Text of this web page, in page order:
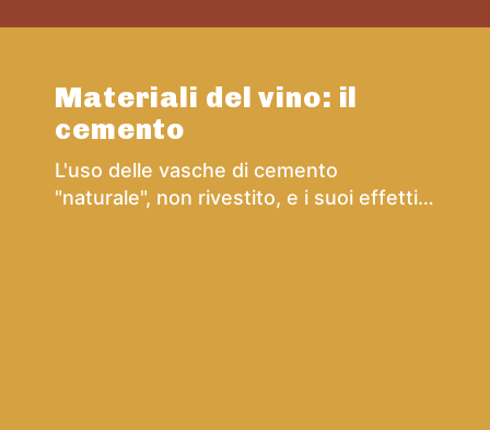
Materiali del vino: il
cemento
L'uso delle vasche di cemento
"naturale", non rivestito, e i suoi effetti